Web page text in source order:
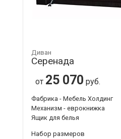
Диван
Серенада
от 25 070 руб.
Фабрика - Мебель Холдинг
Механизм - еврокнижка
Ящик для белья
Набор размеров